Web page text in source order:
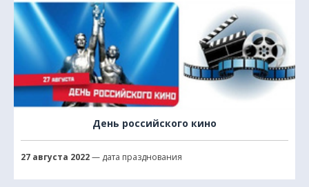
День российского кино
27 августа 2022— дата празднования